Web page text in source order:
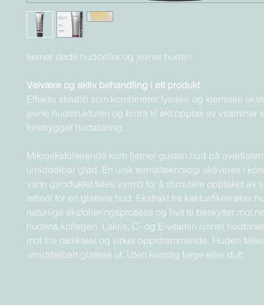
fjerner døde hudceller og jevner huden
Velvære og aktiv behandling i ett produkt
Effektiv skrubb som kombinerer fysiske og kjemiske
jevne hudstrukturen og bidra til økt opptak av vitaminer
forebygger hudaldring.
Mikroeksfolierende korn fjerner gusten hud på
umiddelbar glød. En unik termalteknologi aktiveres i
vann (produktet føles varmt) for å stimulere opptaket av
retinol for en glattere hud. Ekstrakt fra kaktusfiken øker
naturlige eksfolieringsprosess og hvit te beskytter mot
hudens kollagen. Lakris, C- og E-vitamin lysner
mot frie radikaler og virker oppstrammende. Huden
umiddelbart glattere ut. Uten kunstig farge eller duft.